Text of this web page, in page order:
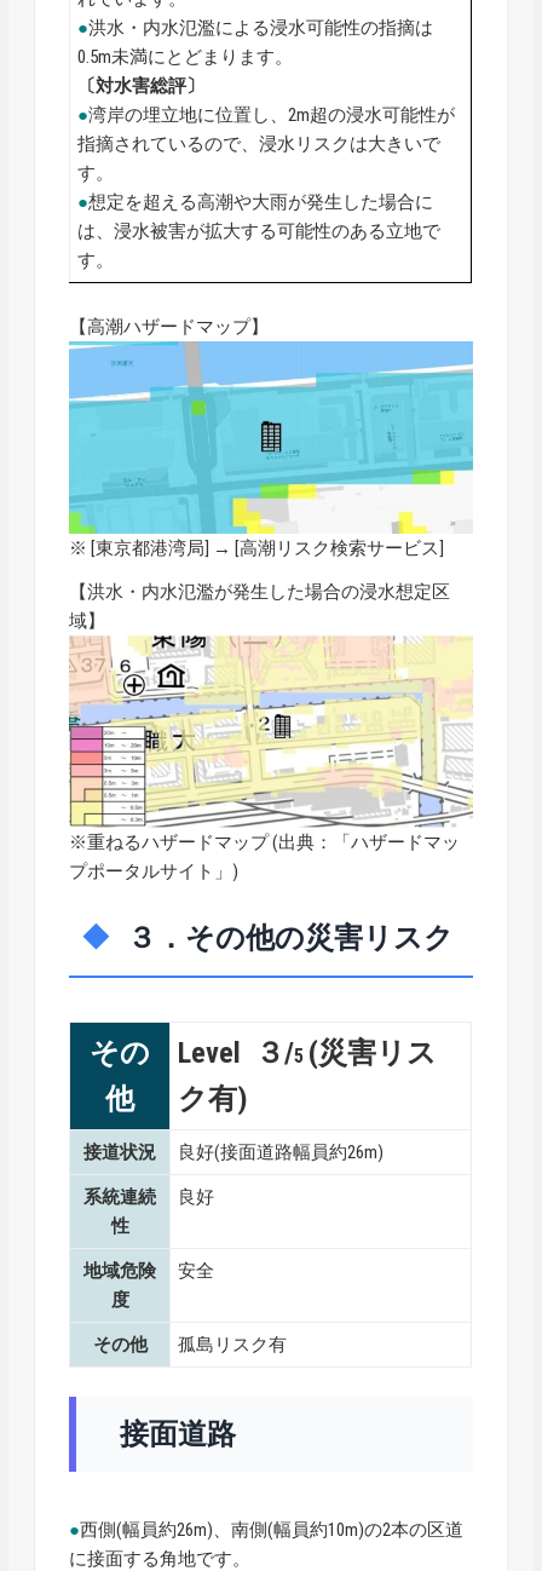
●洪水・内水氾濫による浸水可能性の指摘は
0.5m未満にとどまります。
〔対水害総評〕
●湾岸の埋立地に位置し、2m超の浸水可能性が
指摘されているので、浸水リスクは大きいで
す。
●想定を超える高潮や大雨が発生した場合に
は、浸水被害が拡大する可能性のある立地で
す。
【高潮ハザードマップ】
※ [東京都港湾局] → [高潮リスク検索サービス]
【洪水・内水氾濫が発生した場合の浸水想定区
域】
※重ねるハザードマップ (出典：「ハザードマッ
プポータルサイト 」)
３．その他の災害リスク
その
他
Level ３/5 (災害リス
ク有)
接道状況 良好(接面道路幅員約26m)
系統連続
性
良好
地域危険
度
安全
その他 孤島リスク有
接面道路
●西側(幅員約26m)、南側(幅員約10m)の2本の区道
に接面する角地です。